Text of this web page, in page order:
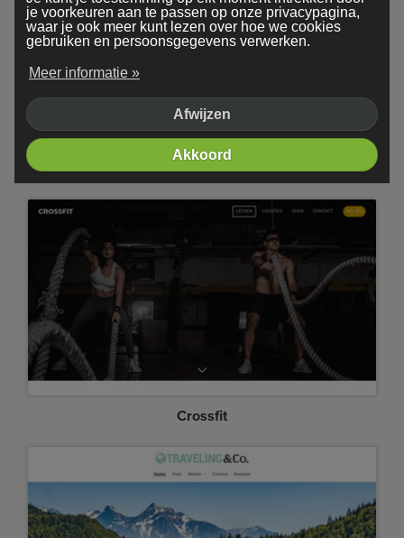
Minimal
Crossfit
je voorkeuren aan te passen op onze privacypagina,
waar je ook meer kunt lezen over hoe we cookies
gebruiken en persoonsgegevens verwerken.
Meer informatie »
Afwijzen
Akkoord